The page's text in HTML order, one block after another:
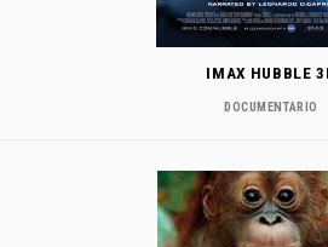
IMAX HUBBLE
DOCUMENTARIO